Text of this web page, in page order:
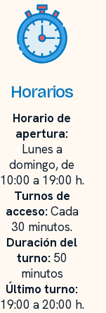
Horarios
Horario de
apertura:
Lunes a
domingo, de
10:00 a 19:00 h.
Turnos de
acceso:Cada
30 minutos.
Duración del
turno:50
minutos
Último turno:
19:00 a 20:00 h.